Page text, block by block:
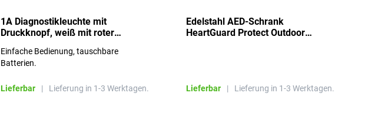
1A Diagnostikleuchte mit
Druckknopf, weiß mit roter
Einfache Bedienung, tauschbare
Batterien.
Lieferbar | Lieferung in 1-3 Werktagen.
Edelstahl AED-Schrank
HeartGuard Protect Outdoor
Lieferbar | Lieferung in 1-3 Werktagen.